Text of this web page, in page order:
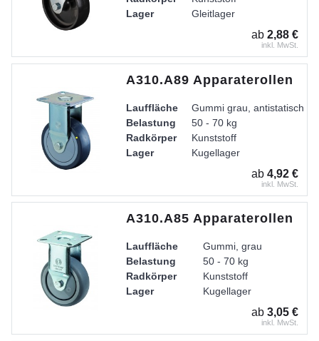
Lager
Gleitlager
Stahlblech verzinkt-
ab 2,88 €
inkl. MwSt.
A310.A89 Apparaterollen
Lauffläche
Gummi grau, antistatisch
Belastung
50 - 70 kg
Radkörper
Kunststoff
Lager
Kugellager
ab 4,92 €
inkl. MwSt.
A310.A85 Apparaterollen
Lauffläche
Gummi, grau
Belastung
50 - 70 kg
Radkörper
Kunststoff
Lager
Kugellager
Gabel aus Stahlblech
ab 3,05 €
inkl. MwSt.